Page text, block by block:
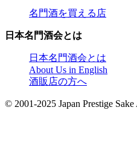
名門酒を買える店
日本名門酒会とは
日本名門酒会とは
About Us in English
酒販店の方へ
© 2001-2025 Japan Prestige